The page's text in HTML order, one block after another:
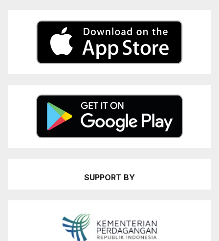
SUPPORT BY